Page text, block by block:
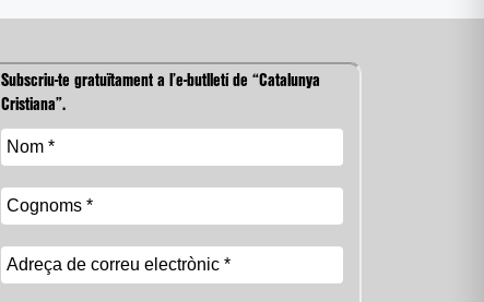
Subscriu-te gratuïtament a l’e-butlletí de “Catalunya
Cristiana”.